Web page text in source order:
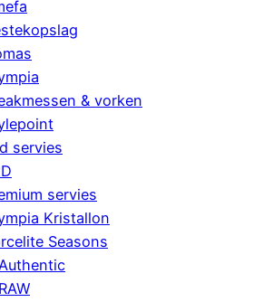
& vorken
servies
servies
Kristallon
Seasons